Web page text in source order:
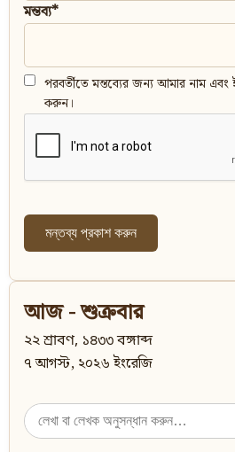
মন্তব্য*
পরবর্তীতে মন্তব্যের জন্য আমার নাম
করুন।
আজ - শুক্রবার
২২ শ্রাবণ, ১৪৩৩ বঙ্গাব্দ
৭ আগস্ট, ২০২৬ ইংরেজি
Search
for: